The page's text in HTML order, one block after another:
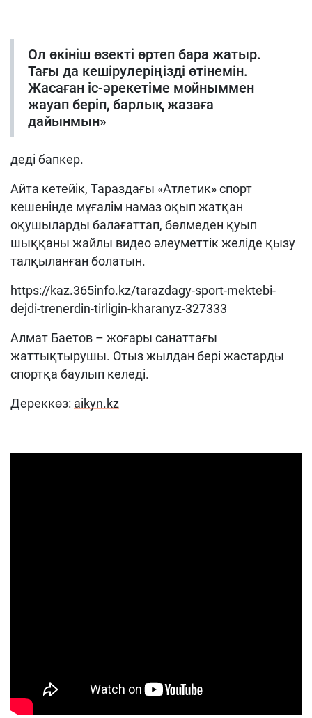
Ол өкініш өзекті өртеп бара жатыр.
Тағы да кешірулеріңізді өтінемін.
Жасаған іс-әрекетіме мойныммен
жауап беріп, барлық жазаға
дайынмын»
деді бапкер.
Айта кетейік, Тараздағы «Атлетик» спорт
кешенінде мұғалім намаз оқып жатқан
оқушыларды балағаттап, бөлмеден қуып
шыққаны жайлы видео әлеуметтік желіде қызу
талқыланған болатын.
https://kaz.365info.kz/tarazdagy-sport-mektebi-
dejdi-trenerdin-tirligin-kharanyz-327333
Алмат Баетов – жоғары санаттағы
жаттықтырушы. Отыз жылдан бері жастарды
спортқа баулып келеді.
Дереккөз: aikyn.kz